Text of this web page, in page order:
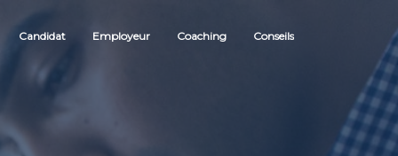
Candidat Employeur Coaching Conseils